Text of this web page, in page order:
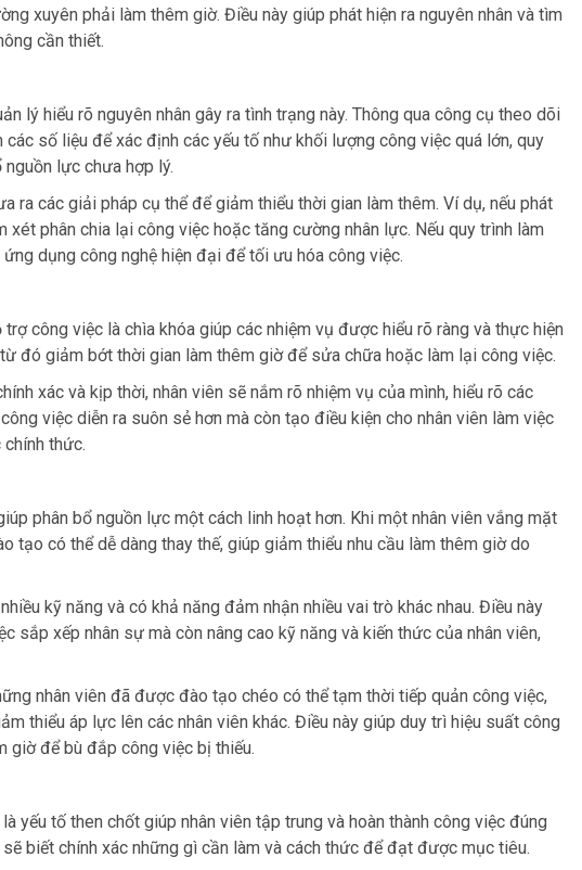
xuyên phải làm thêm giờ. Điều này giúp phát hiện ra nguyên nhân và tìm
cần thiết.
lý hiểu rõ nguyên nhân gây ra tình trạng này. Thông qua công cụ theo dõi
số liệu để xác định các yếu tố như khối lượng công việc quá lớn, quy
lực chưa hợp lý.
ra các giải pháp cụ thể để giảm thiểu thời gian làm thêm. Ví dụ, nếu phát
xét phân chia lại công việc hoặc tăng cường nhân lực. Nếu quy trình làm
dụng công nghệ hiện đại để tối ưu hóa công việc.
công việc là chìa khóa giúp các nhiệm vụ được hiểu rõ ràng và thực hiện
đó giảm bớt thời gian làm thêm giờ để sửa chữa hoặc làm lại công việc.
xác và kịp thời, nhân viên sẽ nắm rõ nhiệm vụ của mình, hiểu rõ các
việc diễn ra suôn sẻ hơn mà còn tạo điều kiện cho nhân viên làm việc
thức.
phân bổ nguồn lực một cách linh hoạt hơn. Khi một nhân viên vắng mặt
tạo có thể dễ dàng thay thế, giúp giảm thiểu nhu cầu làm thêm giờ do
kỹ năng và có khả năng đảm nhận nhiều vai trò khác nhau. Điều này
sắp xếp nhân sự mà còn nâng cao kỹ năng và kiến thức của nhân viên,
nhân viên đã được đào tạo chéo có thể tạm thời tiếp quản công việc,
thiểu áp lực lên các nhân viên khác. Điều này giúp duy trì hiệu suất công
giờ để bù đắp công việc bị thiếu.
yếu tố then chốt giúp nhân viên tập trung và hoàn thành công việc đúng
biết chính xác những gì cần làm và cách thức để đạt được mục tiêu.